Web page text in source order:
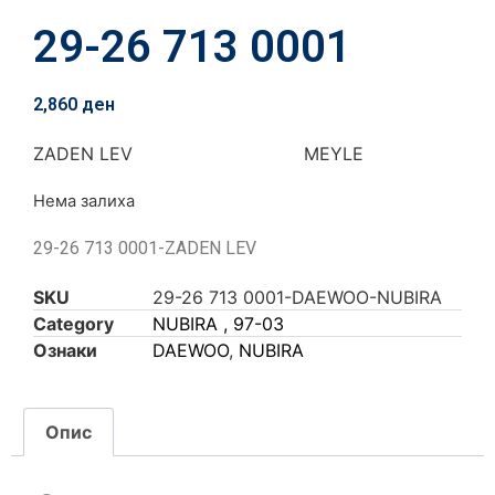
29-26 713 0001
2,860 ден
ZADEN LEV MEYLE
Нема залиха
29-26 713 0001-ZADEN LEV
SKU
29-26 713 0001-DAEWOO-NUBIRA
Category
NUBIRA , 97-03
Ознаки
DAEWOO, NUBIRA
Опис